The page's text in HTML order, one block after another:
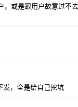
，或是跟用户故意过不
发，全是给自己挖坑